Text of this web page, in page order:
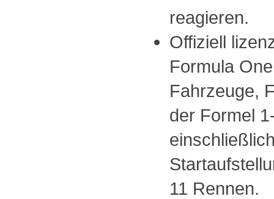
reagieren.
Offiziell
Formula
Fahrzeuge,
der Formel
11 Rennen.